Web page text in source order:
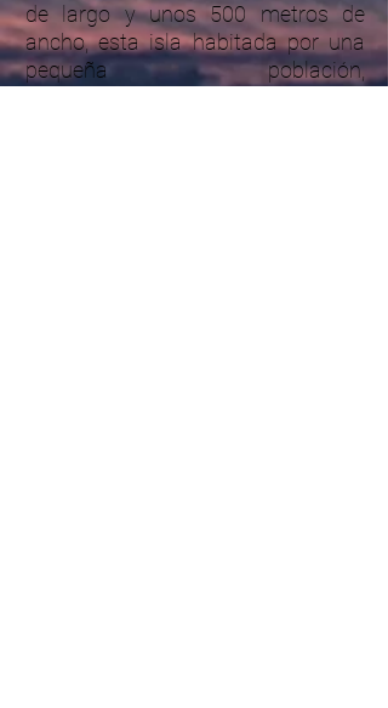
de largo y unos 500 metros de
ancho, esta isla habitada por una
pequeña población,